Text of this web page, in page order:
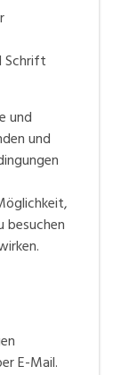
Schrift
und
und
besuchen
E-Mail.